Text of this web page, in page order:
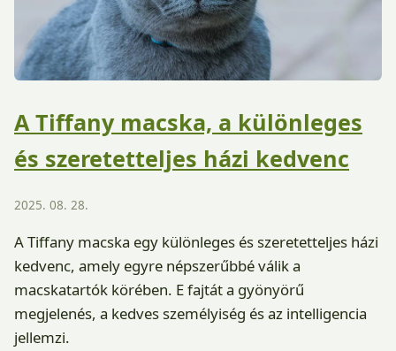
A Tiffany macska, a különleges
és szeretetteljes házi kedvenc
2025. 08. 28.
A Tiffany macska egy különleges és szeretetteljes házi
kedvenc, amely egyre népszerűbbé válik a
macskatartók körében. E fajtát a gyönyörű
megjelenés, a kedves személyiség és az intelligencia
jellemzi.